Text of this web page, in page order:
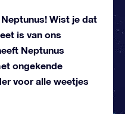
Wist je dat
is van ons
Neptunus
ongekende
voor alle weetjes